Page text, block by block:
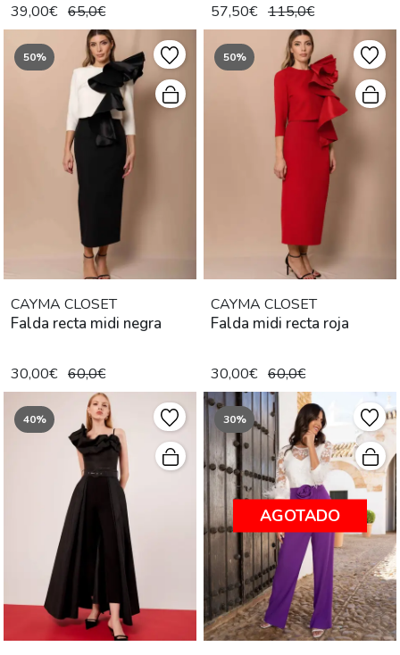
39,00€ 65,0€ 57,50€ 115,0€
50%
CAYMA CLOSET
Falda recta midi negra
30,00€ 60,0€
50%
CAYMA CLOSET
Falda midi recta roja
30,00€ 60,0€
40% 30%
AGOTADO